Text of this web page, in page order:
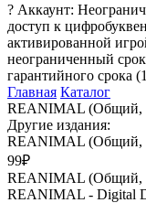
? Аккаунт:
доступ к
активированной
неограниченный
гарантийного срока
Главная Каталог
REANIMAL (Общий,
Другие издания:
REANIMAL (Общий,
99₽
REANIMAL (Общий,
REANIMAL - Digital